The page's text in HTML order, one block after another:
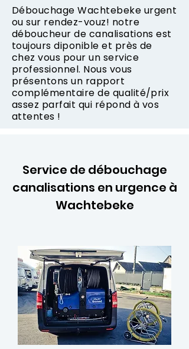
Débouchage Wachtebeke urgent
ou sur rendez-vouz! notre
déboucheur de canalisations est
toujours diponible et près de
chez vous pour un service
professionnel. Nous vous
présentons un rapport
complémentaire de qualité/prix
assez parfait qui répond à vos
attentes !
Service de débouchage
canalisations en urgence à
Wachtebeke